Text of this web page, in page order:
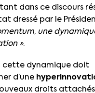
dans ce discours
dressé par le
, une
».
cette dynamique doit
d’une
droits